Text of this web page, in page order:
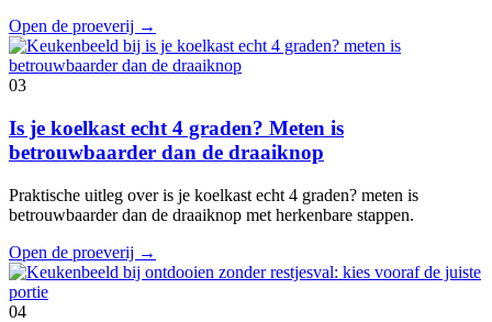
Open de proeverij →
03
Is je koelkast echt 4 graden? Meten is
betrouwbaarder dan de draaiknop
Praktische uitleg over is je koelkast echt 4 graden? meten is
betrouwbaarder dan de draaiknop met herkenbare stappen.
Open de proeverij →
04